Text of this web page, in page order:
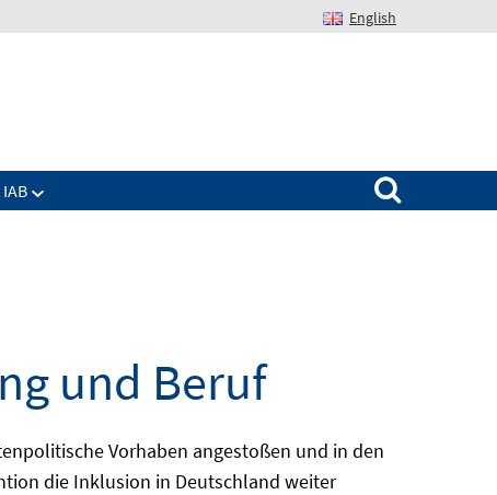
English
IAB
Suchen nach:
und Beruf
Vorhaben angestoßen und in den
die Inklusion in Deutschland weiter